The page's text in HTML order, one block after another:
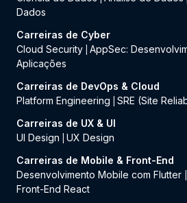
Dados
Carreiras de Cyber
Cloud Security AppSec:
Aplicações
Carreiras de DevOps & Cloud
Platform Engineering
SRE (Site
Carreiras de UX & UI
UI Design
UX Design
Carreiras de Mobile & Front-End
Desenvolvimento Mobile com Flutter
Front-End React